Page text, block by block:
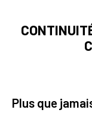
Plus que